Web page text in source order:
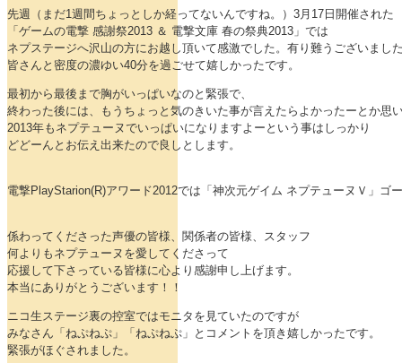
先週（まだ1週間ちょっとしか経ってないんですね。）3月17日開催された
「ゲームの電撃 感謝祭2013 ＆ 電撃文庫 春の祭典2013」では
ネプステージへ沢山の方にお越し頂いて感激でした。有り難うございまし
皆さんと密度の濃ゆい40分を過ごせて嬉しかったです。
最初から最後まで胸がいっぱいなのと緊張で、
終わった後には、もうちょっと気のきいた事が言えたらよかったーとか思
2013年もネプテューヌでいっぱいになりますよーという事はしっかり
どどーんとお伝え出来たので良しとします。
電撃PlayStarion(R)アワード2012では「神次元ゲイム ネプテューヌＶ」ゴ
係わってくださった声優の皆様、関係者の皆様、スタッフ
何よりもネプテューヌを愛してくださって
応援して下さっている皆様に心より感謝申し上げます。
本当にありがとうございます！！
ニコ生ステージ裏の控室ではモニタを見ていたのですが
みなさん「ねぷねぷ」「ねぷねぷ」とコメントを頂き嬉しかったです。
緊張がほぐされました。